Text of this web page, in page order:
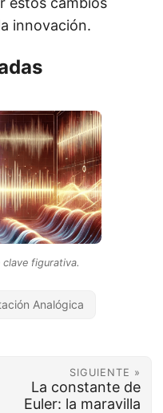
innovación.
figurativa.
Analógica
SIGUIENTE »
La constante de
Euler: la maravilla